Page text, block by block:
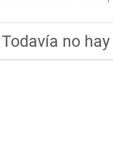
Todavía no